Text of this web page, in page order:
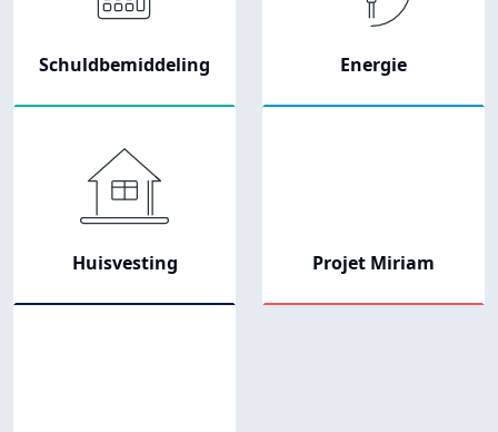
Schuldbemiddeling Energie
Huisvesting Projet Miriam